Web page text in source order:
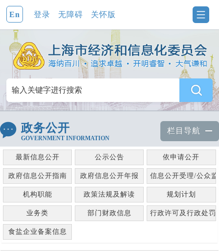
En 登录 无障碍 关怀版
政务公开
GOVERNMENT INFORMATION
栏目导航
最新信息公开 公示公告 依申请公开
政府信息公开指南 政府信息公开年报 信息公开受理/公众
机构职能 政策法规及解读 规划计划
业务类 部门财政信息 行政许可及行政处罚
食盐企业备案信息